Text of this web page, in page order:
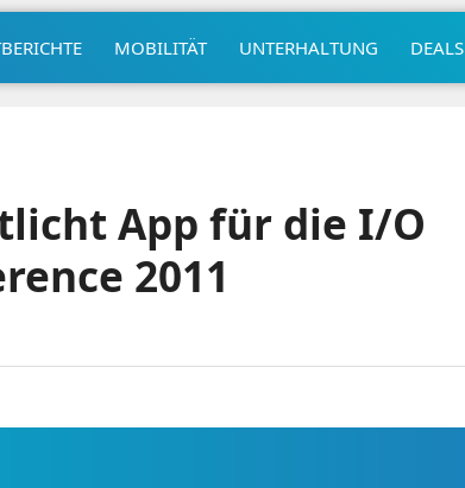
MOBILITÄT UNTERHALTUNG DEALS
App für die I/O
2011